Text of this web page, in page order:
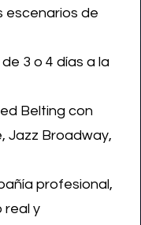
escenarios de
3 o 4 días a la
Belting con
Jazz Broadway,
profesional,
real y